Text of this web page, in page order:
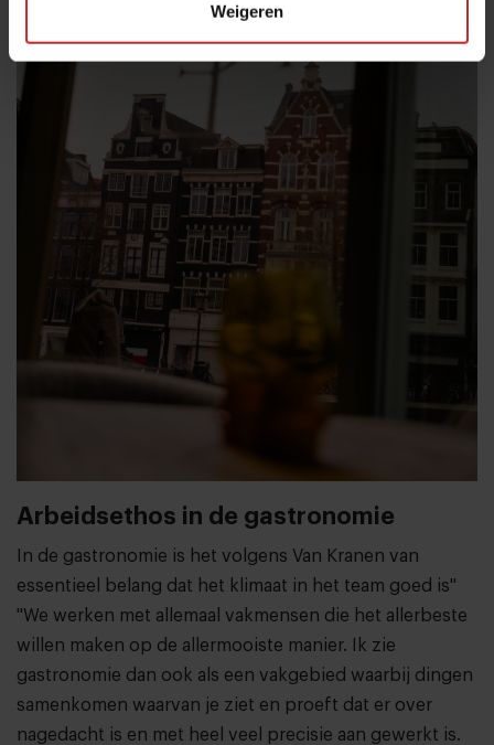
Weigeren
Arbeidsethos in de gastronomie
In de gastronomie is het volgens Van Kranen van
essentieel belang dat het klimaat in het team goed is"
"We werken met allemaal vakmensen die het allerbeste
willen maken op de allermooiste manier. Ik zie
gastronomie dan ook als een vakgebied waarbij dingen
samenkomen waarvan je ziet en proeft dat er over
nagedacht is en met heel veel precisie aan gewerkt is.